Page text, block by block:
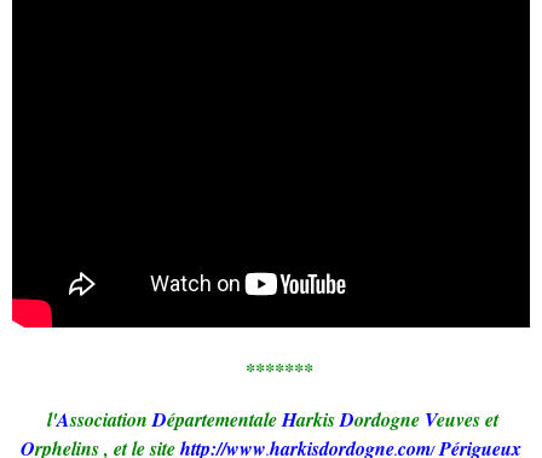
*******
l'Association DépartementaleHarkisDordogne Veuves et
Orphelins, et le sitehttp://www.harkisdordogne.com/ Périgueux